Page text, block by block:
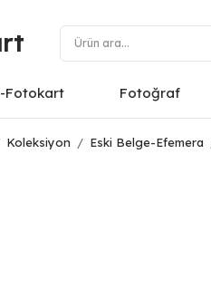
Fotokart Fotoğraf
Koleksiyon / Eski Belge-Efemera